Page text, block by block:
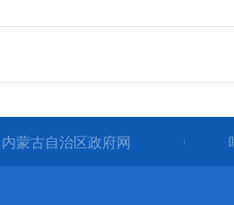
、各位线上
才是从源头
全民禁毒宣
内蒙古自治区政府网